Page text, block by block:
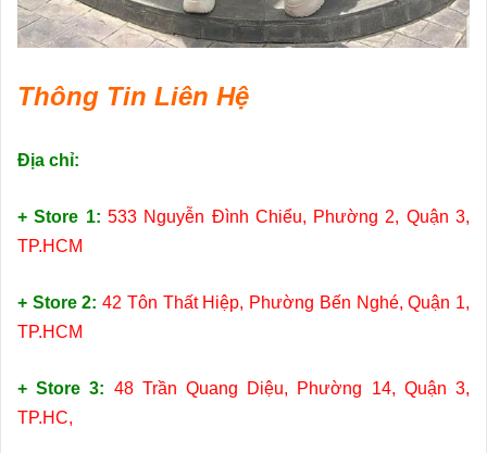
Thông Tin Liên Hệ
Địa chỉ:
+ Store 1: 533 Nguyễn Đình Chiểu, Phường 2, Quận 3,
TP.HCM
+ Store 2: 42 Tôn Thất Hiệp, Phường Bến Nghé, Quận 1,
TP.HCM
+ Store 3: 48 Trần Quang Diệu, Phường 14, Quận 3,
TP.HC,